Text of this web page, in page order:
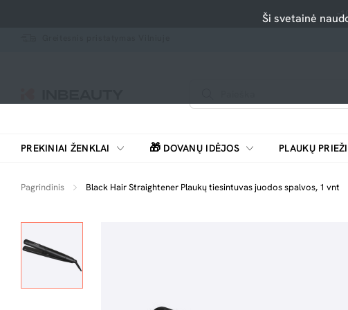
-
PREKINIAI ŽENKLAI 🎁 DOVANŲ IDĖJOS PLAUKŲ
Pagrindinis Black Hair Straightener Plaukų tiesintuvas juodos spalvos, 1 vnt
Ši svetainė